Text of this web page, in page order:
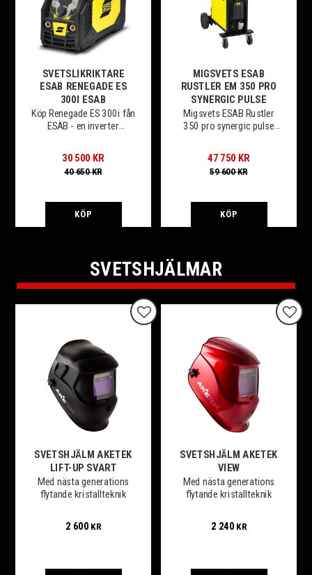
SVETSLIKRIKTARE
ESAB RENEGADE ES
300I ESAB
Köp Renegade ES 300i fån
ESAB - en inverter
i förhållande till vikt.
30 500 KR
40 650KR
KÖP
MIGSVETS ESAB
RUSTLER EM 350 PRO
SYNERGIC PULSE
Migsvets ESAB Rustler
350 pro synergic pulse
47 750 KR
59 600KR
KÖP
SVETSHJÄLMAR
SVETSHJÄLM AKETEK
LIFT-UP SVART
Med nästa generations
flytande kristallteknik
2 600KR
Lägg till i favoriter
SVETSHJÄLM AKETEK
VIEW
Med nästa generations
flytande kristallteknik
2 240KR